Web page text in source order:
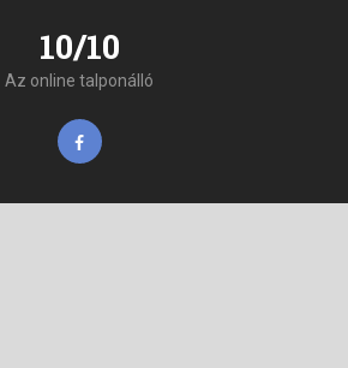
10/10
Az online talponálló